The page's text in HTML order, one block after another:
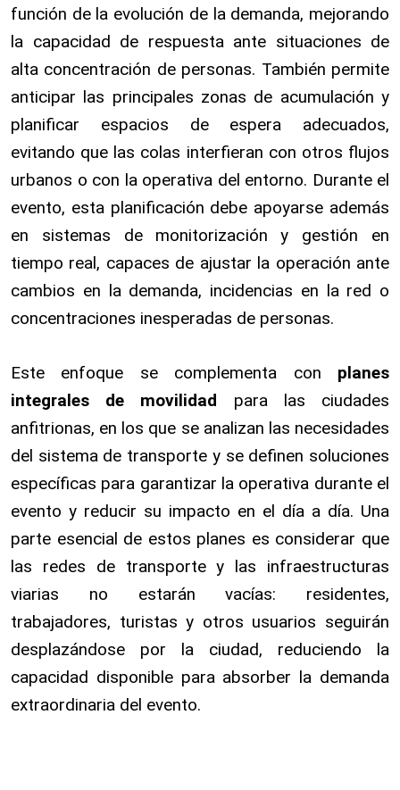
función de la evolución de la demanda, mejorando
la capacidad de respuesta ante situaciones de
alta concentración de personas. También permite
anticipar las principales zonas de acumulación y
planificar espacios de espera adecuados,
evitando que las colas interfieran con otros flujos
urbanos o con la operativa del entorno. Durante el
evento, esta planificación debe apoyarse además
en sistemas de monitorización y gestión en
tiempo real, capaces de ajustar la operación ante
cambios en la demanda, incidencias en la red o
concentraciones inesperadas de personas.
Este enfoque se complementa con planes
integrales de movilidad para las ciudades
anfitrionas, en los que se analizan las necesidades
del sistema de transporte y se definen soluciones
específicas para garantizar la operativa durante el
evento y reducir su impacto en el día a día. Una
parte esencial de estos planes es considerar que
las redes de transporte y las infraestructuras
viarias no estarán vacías: residentes,
trabajadores, turistas y otros usuarios seguirán
desplazándose por la ciudad, reduciendo la
capacidad disponible para absorber la demanda
extraordinaria del evento.